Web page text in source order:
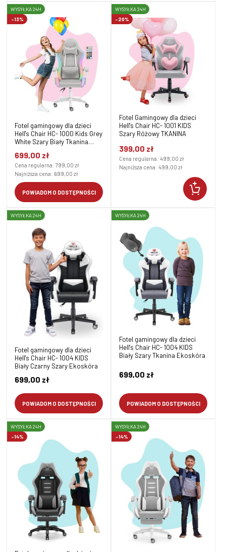
Fotel gamingowy dla dzieci
Hell's Chair HC- 1000 Kids Grey
White Szary Biały Tkanina
699,00 zł
Cena regularna: 799,00 zł
Najniższa cena: 699,00 zł
POWIADOM O DOSTĘPNOŚCI
-13%
WYSYŁKA 24H
Fotel Gamingowy dla dzieci
Hell's Chair HC- 1001 KIDS
Szary Różowy TKANINA
399,00 zł
Cena regularna: 499,00 zł
Najniższa cena: 499,00 zł
-20%
WYSYŁKA 24H
Fotel gamingowy dla dzieci
Hell's Chair HC- 1004 KIDS
Biały Czarny Szary Ekoskóra
699,00 zł
POWIADOM O DOSTĘPNOŚCI
WYSYŁKA 24H
Fotel gamingowy dla dzieci
Hell's Chair HC- 1004 KIDS
Biały Szary Tkanina Ekoskóra
699,00 zł
POWIADOM O DOSTĘPNOŚCI
WYSYŁKA 24H
-14%
WYSYŁKA 24H
-14%
WYSYŁKA 24H